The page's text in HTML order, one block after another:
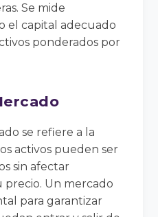
Se mide
el capital adecuado
ponderados por
se refiere a la
activos pueden ser
sin afectar
precio. Un mercado
para garantizar